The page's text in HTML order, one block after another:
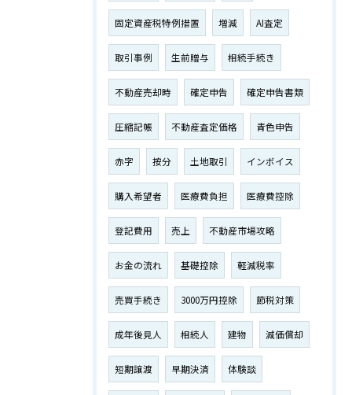
固定資産税特例措置 増減 AI査定
取引事例 生前贈与 相続手続き
不動産売却時 確定申告 確定申告書類
圧縮記帳 不動産査定価格 青色申告
赤字 按分 土地取引 インボイス
購入希望者 医療費負担 医療費控除
登記費用 売上 不動産市場攻略
お金の流れ 基礎控除 軽減税率
売買手続き 3000万円控除 節税対策
成年後見人 相続人 建物 減価償却
短期譲渡 早期決済 体験談